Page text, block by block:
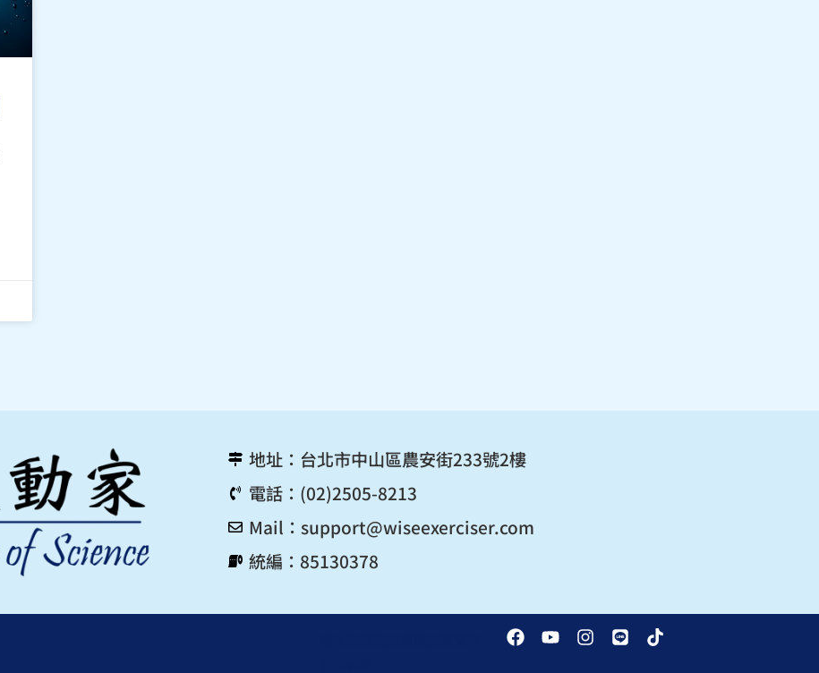
地址：台北市中山區農安街233號2樓
電話：(02)2505-8213
Mail： support@wiseexerciser.com
統編：85130378
F
a
Y I
n
L
i
T
i